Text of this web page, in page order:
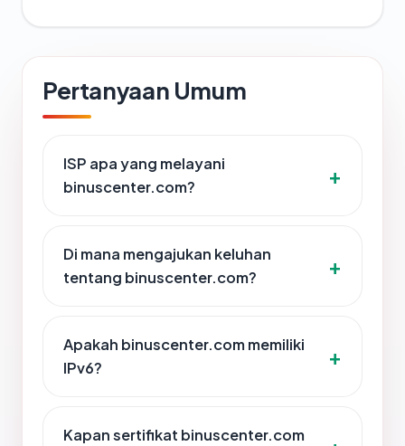
Pertanyaan Umum
ISP apa yang melayani
binuscenter.com?
Di mana mengajukan keluhan
tentang binuscenter.com?
Apakah binuscenter.com memiliki
IPv6?
Kapan sertifikat binuscenter.com